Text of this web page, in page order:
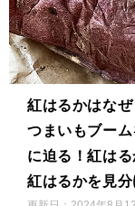
紅はるかはな
つまいもブー
に迫る！紅は
紅はるかを見